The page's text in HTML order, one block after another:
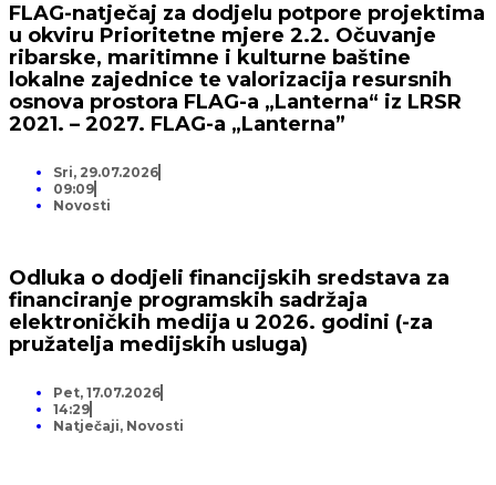
FLAG-natječaj za dodjelu potpore projektima
u okviru Prioritetne mjere 2.2. Očuvanje
ribarske, maritimne i kulturne baštine
lokalne zajednice te valorizacija resursnih
osnova prostora FLAG-a „Lanterna“ iz LRSR
2021. – 2027. FLAG-a „Lanterna”
Sri, 29.07.2026
09:09
Novosti
Odluka o dodjeli financijskih sredstava za
financiranje programskih sadržaja
elektroničkih medija u 2026. godini (-za
pružatelja medijskih usluga)
Pet, 17.07.2026
14:29
Natječaji, Novosti